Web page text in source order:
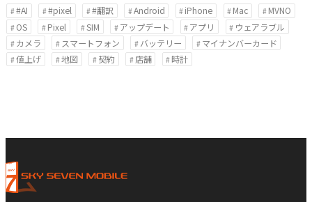
#AI #pixel #翻訳 Android iPhone Mac
MVNO
OS
Pixel SIM アップデート アプリ
ウェアラブル
カメラ
スマートフォン バッテリー
マイナンバーカード
値上げ
地図 契約 店舗 時計